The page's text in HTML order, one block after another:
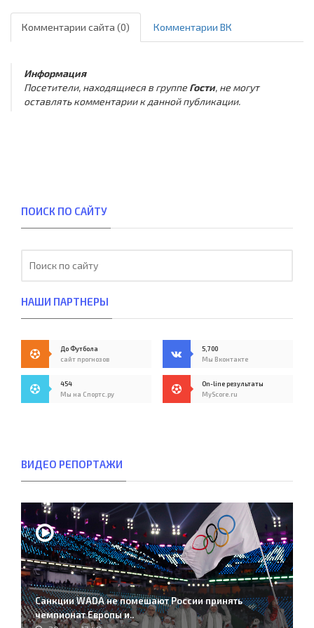
Комментарии сайта (0) Комментарии ВК
Информация
Посетители, находящиеся в группе Гости, не могут
оставлять комментарии к данной публикации.
ПОИСК ПО САЙТУ
НАШИ ПАРТНЕРЫ
До Футбола
сайт прогнозов
5,700
Мы Вконтакте
454
Мы на Спортс.ру
On-line результаты
MyScore.ru
ВИДЕО РЕПОРТАЖИ
Санкции WADA не помешают России принять
чемпионат Европы и..